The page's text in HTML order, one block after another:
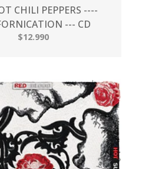
CHILI PEPPERS ----
--- CD
$12.990